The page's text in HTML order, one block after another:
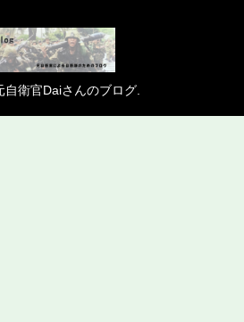
衛官Daiさんのブログ.